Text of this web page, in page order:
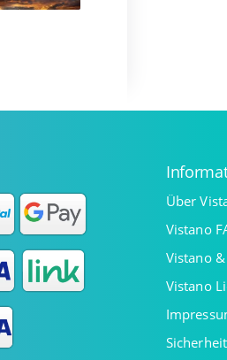
Über
Vistano
Vistano
Vistano